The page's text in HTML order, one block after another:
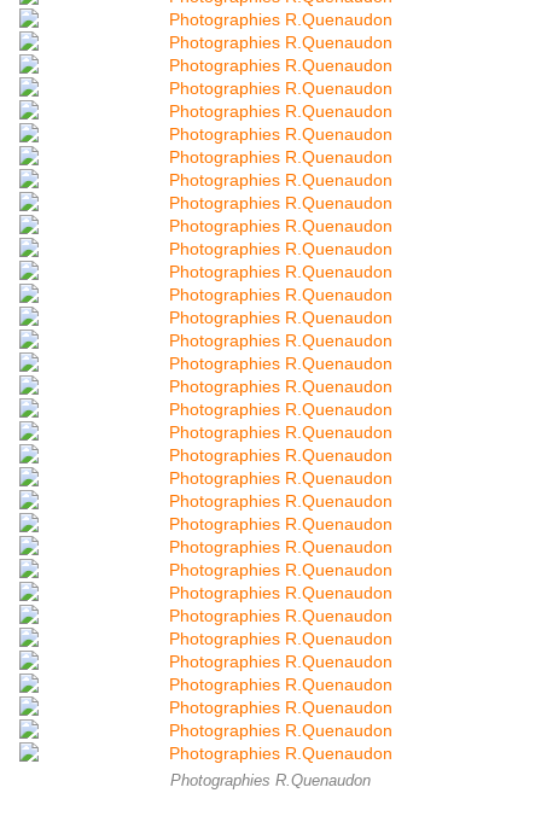
Photographies R.Quenaudon